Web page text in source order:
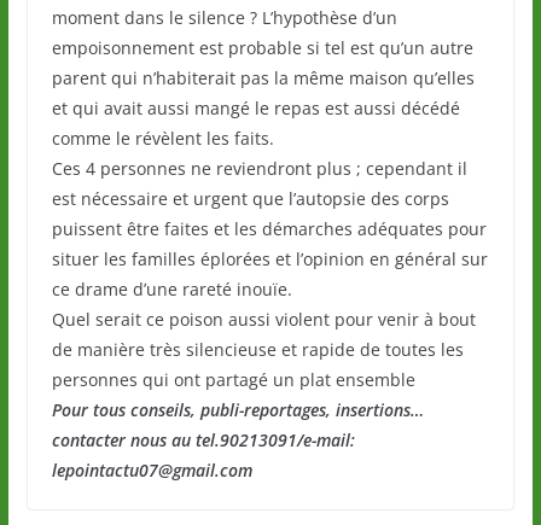
moment dans le silence ? L’hypothèse d’un
empoisonnement est probable si tel est qu’un autre
parent qui n’habiterait pas la même maison qu’elles
et qui avait aussi mangé le repas est aussi décédé
comme le révèlent les faits.
Ces 4 personnes ne reviendront plus ; cependant il
est nécessaire et urgent que l’autopsie des corps
puissent être faites et les démarches adéquates pour
situer les familles éplorées et l’opinion en général sur
ce drame d’une rareté inouïe.
Quel serait ce poison aussi violent pour venir à bout
de manière très silencieuse et rapide de toutes les
personnes qui ont partagé un plat ensemble
Pour tous conseils, publi-reportages, insertions…
contacter nous au tel.90213091/e-mail:
lepointactu07@gmail.com